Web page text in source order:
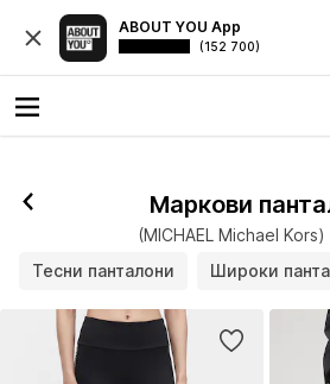
ABOUT YOU App
(152 700)
Маркови
(MICHAEL Michael
Тесни панталони
Широки